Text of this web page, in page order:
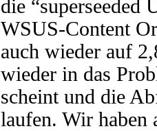
die “superseeded
WSUS-Content
auch wieder auf
wieder in das
scheint und die
laufen. Wir